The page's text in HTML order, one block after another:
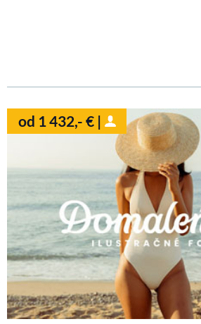
od 1 432,- € |